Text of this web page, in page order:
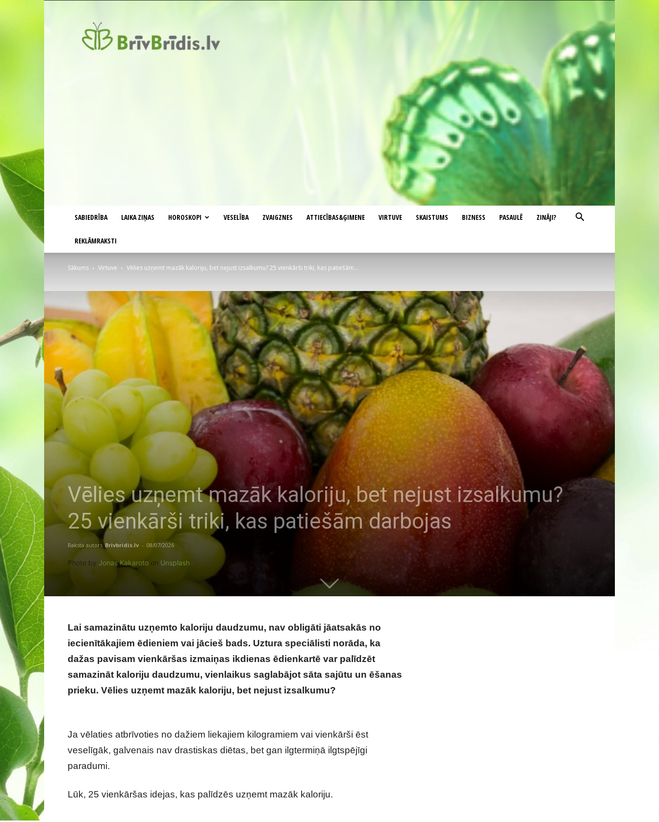
SABIEDRĪBA LAIKA ZIŅAS HOROSKOPI VESELĪBA ZVAIGZNES ATTIECĪBAS&ĢIMENE VIRTUVE SKAISTUMS BIZNESS PASAULĒ ZINĀJI?
REKLĀMRAKSTI
Sākums Virtuve Vēlies uzņemt mazāk kaloriju, bet nejust izsalkumu? 25 vienkārši triki, kas patiešām...
Vēlies uzņemt mazāk kaloriju, bet nejust izsalkumu?
25 vienkārši triki, kas patiešām darbojas
Raksta autors Brivbridis.lv - 08/07/2026
Photo by Jonas Kakaroto on Unsplash
Lai samazinātu uzņemto kaloriju daudzumu, nav obligāti jāatsakās no
iecienītākajiem ēdieniem vai jācieš bads. Uztura speciālisti norāda, ka
dažas pavisam vienkāršas izmaiņas ikdienas ēdienkartē var palīdzēt
samazināt kaloriju daudzumu, vienlaikus saglabājot sāta sajūtu un ēšanas
prieku. Vēlies uzņemt mazāk kaloriju, bet nejust izsalkumu?
Ja vēlaties atbrīvoties no dažiem liekajiem kilogramiem vai vienkārši ēst
veselīgāk, galvenais nav drastiskas diētas, bet gan ilgtermiņā ilgtspējīgi
paradumi.
Lūk, 25 vienkāršas idejas, kas palīdzēs uzņemt mazāk kaloriju.